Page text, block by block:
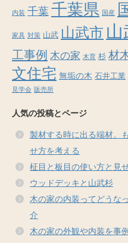
内装 千葉 千葉県 国産
家具 対策 山武 山武市 山
工事例 木の家 木育 杉 材
文住宅 無垢の木 石井工業
見学会 販売所
人気の投稿とページ
製材する時に出る端材。
せ方を考える
柾目と板目の使い方と見
ウッドデッキと山武杉
木の家の内装ってどうな
介
木の家の外観や内装を事